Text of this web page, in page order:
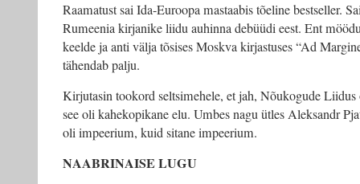
Raamatust sai Ida-Euroopa mastaabis tõeline bestseller.
Rumeenia kirjanike liidu auhinna debüüdi eest. Ent
keelde ja anti välja tõsises Moskva kirjastuses “Ad
tähendab palju.
Kirjutasin tookord seltsimehele, et jah, Nõukogude
see oli kahekopikane elu. Umbes nagu ütles Aleksandr
oli impeerium, kuid sitane impeerium.
NAABRINAISE LUGU